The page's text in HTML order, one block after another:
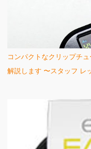
コンパクトなクリップチ
解説します 〜スタッフ レ